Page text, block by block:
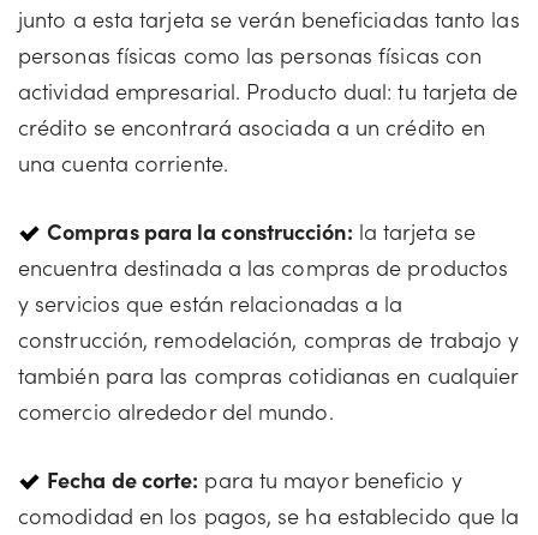
junto a esta tarjeta se verán beneficiadas tanto las
personas físicas como las personas físicas con
actividad empresarial. Producto dual: tu tarjeta de
crédito se encontrará asociada a un crédito en
una cuenta corriente.
Compras para la construcción: la tarjeta se
encuentra destinada a las compras de productos
y servicios que están relacionadas a la
construcción, remodelación, compras de trabajo y
también para las compras cotidianas en cualquier
comercio alrededor del mundo.
Fecha de corte: para tu mayor beneficio y
comodidad en los pagos, se ha establecido que la